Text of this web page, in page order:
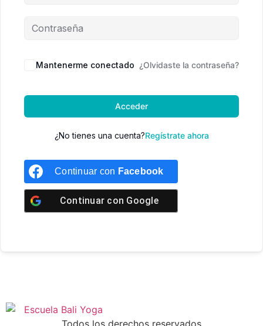
Mantenerme conectado ¿Olvidaste la contraseña?
Acceder
¿No tienes una cuenta?Regístrate ahora
Continuar con Facebook
Continuar con Google
Todos los derechos reservados